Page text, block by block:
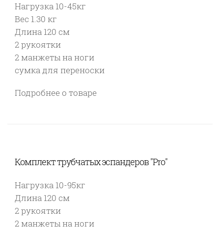
Нагрузка 10-45кг
Вес 1.30 кг
Длина 120 см
2 рукоятки
2 манжеты на ноги
сумка для переноски
Подробнее о товаре
Комплект трубчатых эспандеров "Pro"
Нагрузка 10-95кг
Длина 120 см
2 рукоятки
2 манжеты на ноги